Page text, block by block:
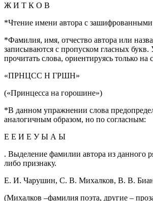
Ж И Т К О В
*Чтение имени автора с
*Фамилия, имя, отчество автора или
записываются с пропуском гласных
прочитать слова, ориентируясь только на
«ПРНЦСС Н ГРШН»
(«Принцесса на горошине»)
*В данном упражнении слова
аналогичным образом, но по согласным:
Е Е И Е У Ы А Ы
. Выделение фамилии автора из данного
либо признаку.
Е. И. Чарушин, С. В. Михалков, В. В.
(Михалков –фамилия поэта, другие –